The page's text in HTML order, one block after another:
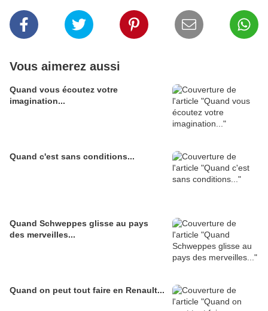
Vous aimerez aussi
Quand vous écoutez votre
imagination...
Quand c'est sans conditions...
Quand Schweppes glisse au pays
des merveilles...
Quand on peut tout faire en Renault...